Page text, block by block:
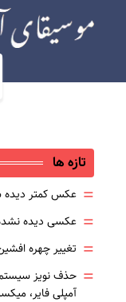
تازه ها
= عکس کمتر دیده
= عکسی دیده نشده
= تغییر چهره
= حذف نویز سیستم
آمپلی فایر،